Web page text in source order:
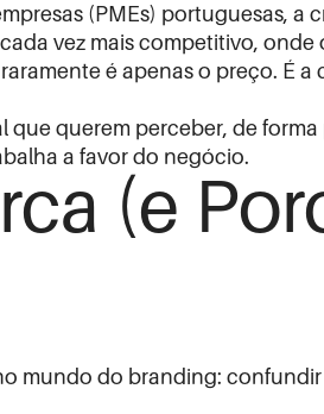
(PMEs) portuguesas, a
vez mais competitivo, onde
é apenas o preço. É
que querem perceber, de
a favor do negócio.
(e
mundo do branding: